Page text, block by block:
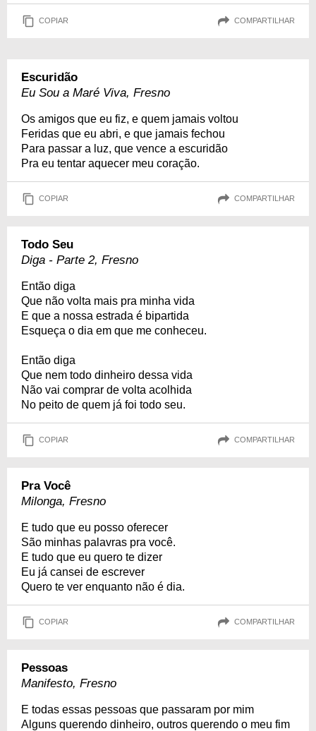
COPIAR COMPARTILHAR
Escuridão
Eu Sou a Maré Viva, Fresno
Os amigos que eu fiz, e quem jamais voltou
Feridas que eu abri, e que jamais fechou
Para passar a luz, que vence a escuridão
Pra eu tentar aquecer meu coração.
COPIAR COMPARTILHAR
Todo Seu
Diga - Parte 2, Fresno
Então diga
Que não volta mais pra minha vida
E que a nossa estrada é bipartida
Esqueça o dia em que me conheceu.
Então diga
Que nem todo dinheiro dessa vida
Não vai comprar de volta acolhida
No peito de quem já foi todo seu.
COPIAR COMPARTILHAR
Pra Você
Milonga, Fresno
E tudo que eu posso oferecer
São minhas palavras pra você.
E tudo que eu quero te dizer
Eu já cansei de escrever
Quero te ver enquanto não é dia.
COPIAR COMPARTILHAR
Pessoas
Manifesto, Fresno
E todas essas pessoas que passaram por mim
Alguns querendo dinheiro, outros querendo o meu fim